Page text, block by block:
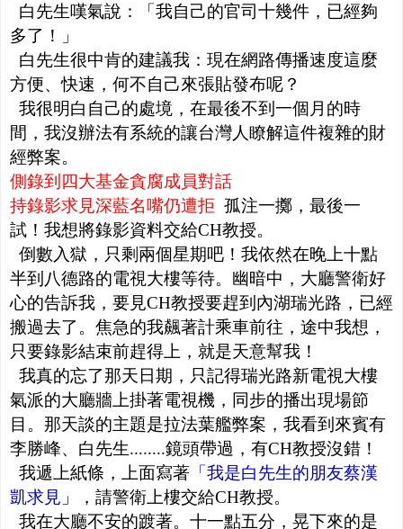
白先生嘆氣說：「我自己的官司十幾件，已經夠
多了！」
白先生很中肯的建議我：現在網路傳播速度這麼
方便、快速，何不自己來張貼發布呢？
我很明白自己的處境，在最後不到一個月的時
間，我沒辦法有系統的讓台灣人瞭解這件複雜的財
經弊案。
側錄到四大基金貪腐成員對話
持錄影求見深藍名嘴仍遭拒 孤注一擲，最後一
試！我想將錄影資料交給CH教授。
倒數入獄，只剩兩個星期吧！我依然在晚上十點
半到八德路的電視大樓等待。幽暗中，大廳警衛好
心的告訴我，要見CH教授要趕到內湖瑞光路，已經
搬過去了。焦急的我飆著計乘車前往，途中我想，
只要錄影結束前趕得上，就是天意幫我！
我真的忘了那天日期，只記得瑞光路新電視大樓
氣派的大廳牆上掛著電視機，同步的播出現場節
目。那天談的主題是拉法葉艦弊案，我看到來賓有
李勝峰、白先生........鏡頭帶過，有CH教授沒錯！
我遞上紙條，上面寫著 「我是白先生的朋友蔡漢
凱求見 」，請警衛上樓交給CH教授。
我在大廳不安的踱著。十一點五分，晃下來的是